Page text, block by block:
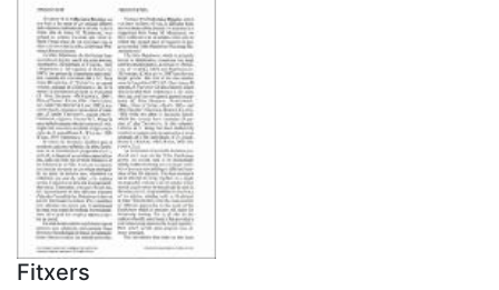
Fitxers